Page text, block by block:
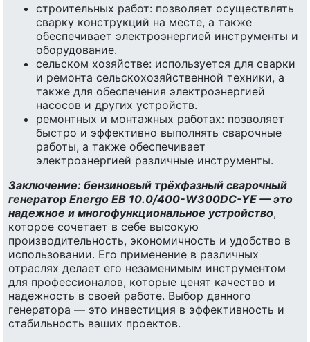
строительных работ: позволяет осуществлять
сварку конструкций на месте, а также
обеспечивает электроэнергией инструменты и
оборудование.
сельском хозяйстве: используется для сварки
и ремонта сельскохозяйственной техники, а
также для обеспечения электроэнергией
насосов и других устройств.
ремонтных и монтажных работах: позволяет
быстро и эффективно выполнять сварочные
работы, а также обеспечивает
электроэнергией различные инструменты.
Заключение: бензиновый трёхфазный сварочный
генератор Energo EB 10.0/400-W300DC-YE — это
надежное и многофункциональное устройство,
которое сочетает в себе высокую
производительность, экономичность и удобство в
использовании. Его применение в различных
отраслях делает его незаменимым инструментом
для профессионалов, которые ценят качество и
надежность в своей работе. Выбор данного
генератора — это инвестиция в эффективность и
стабильность ваших проектов.